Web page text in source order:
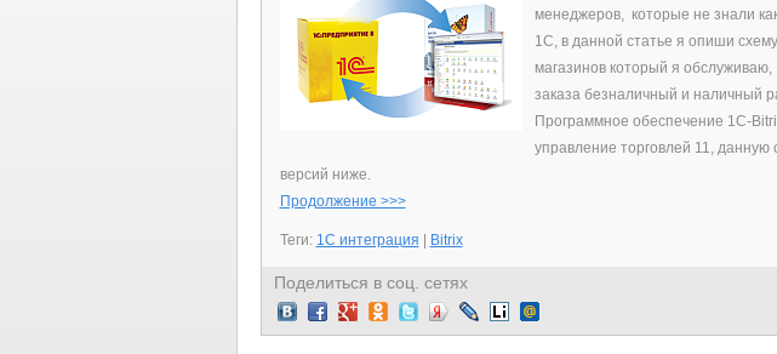
менеджеров, которые не знали
1С, в данной статье я опиши
магазинов который я
заказа безналичный и наличный
Программное обеспечение 1C-
управление торговлей 11,
версий ниже.
Продолжение >>>
Теги: 1С интеграция Bitrix
Поделиться в соц. сетях